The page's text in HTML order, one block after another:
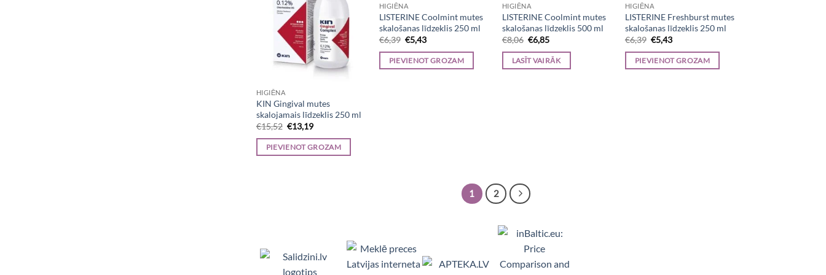
HIGIĒNA
KIN Gingival mutes
skalojamais līdzeklis 250 ml
€15,52 Original
price
was:
€15,52.
€13,19Current
is:
€13,19.
PIEVIENOT GROZAM
HIGIĒNA
LISTERINE Coolmint mutes
skalošanas līdzeklis 250 ml
€6,39 Original
price
was:
€6,39.
€5,43Current
is:
€5,43.
PIEVIENOT GROZAM
HIGIĒNA
LISTERINE Coolmint mutes
skalošanas līdzeklis 500 ml
€8,06 Original
price
was:
€8,06.
€6,85Current
is:
€6,85.
LASĪT VAIRĀK
HIGIĒNA
LISTERINE Freshburst mutes
skalošanas līdzeklis 250 ml
€6,39 Original
price
was:
€6,39.
€5,43Current
is:
€5,43.
PIEVIENOT GROZAM
1 2
Viedpulksteņi, Makita, Ceļojumu somas, Teltis, Apple, Aerogrili, Sporta uzturs, Kaķu barība